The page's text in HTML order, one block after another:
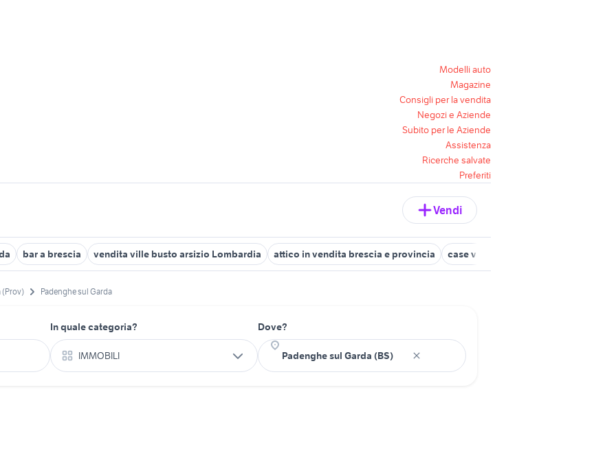
Modelli auto
Magazine
Consigli per la vendita
Negozi e Aziende
Subito per le Aziende
Assistenza
Ricerche salvate
Preferiti
Vendi
bar a brescia vendita ville busto arsizio Lombardia attico in vendita brescia e provincia case vacanze montagna lombardia
(Prov) Padenghe sul Garda
In quale categoria?
IMMOBILI
Dove?